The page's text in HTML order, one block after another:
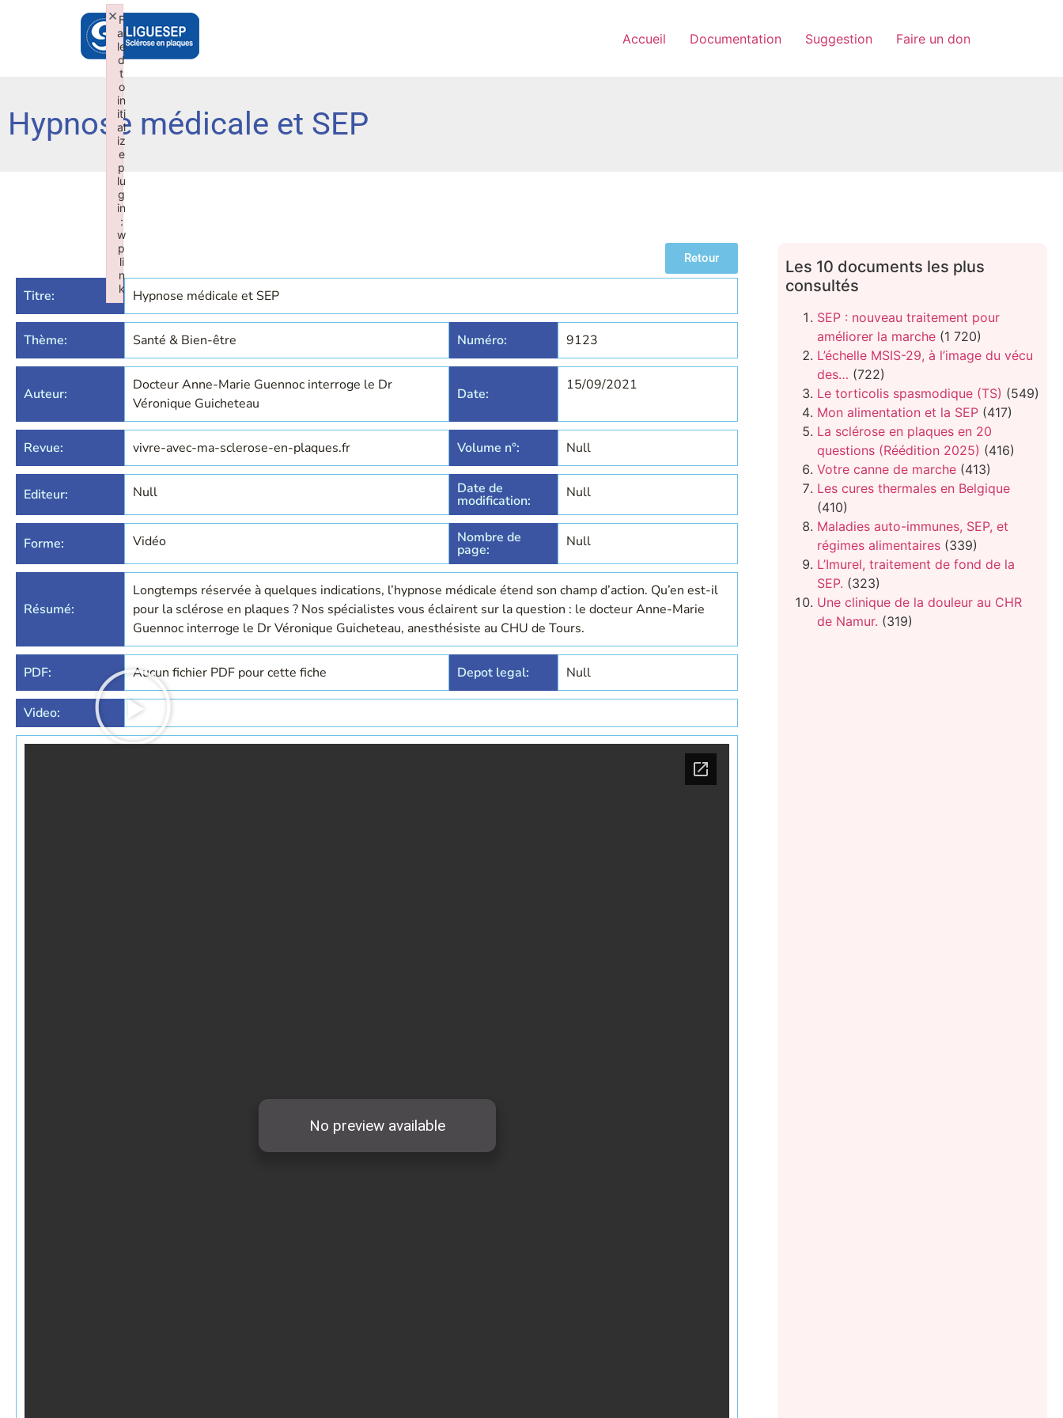
Accueil Documentation Suggestion Faire un don
Hypnose médicale et SEP
Retour
Titre: Hypnose médicale et SEP
Thème: Santé & Bien-être Numéro: 9123
Auteur:
Docteur Anne-Marie Guennoc interroge le Dr
Véronique Guicheteau
Date:
15/09/2021
Revue: vivre-avec-ma-sclerose-en-plaques.fr Volume n°: Null
Editeur: Null Date de
modification: Null
Forme: Vidéo Nombre de
page: Null
Résumé:
Longtemps réservée à quelques indications, l’hypnose médicale étend son champ d’action. Qu’en est-il
pour la sclérose en plaques ? Nos spécialistes vous éclairent sur la question : le docteur Anne-Marie
Guennoc interroge le Dr Véronique Guicheteau, anesthésiste au CHU de Tours.
PDF: Aucun fichier PDF pour cette fiche Depot legal: Null
Video:
Les 10 documents les plus
consultés
SEP : nouveau traitement pour
améliorer la marche (1 720)
L’échelle MSIS-29, à l’image du vécu
des… (722)
Le torticolis spasmodique (TS) (549)
Mon alimentation et la SEP (417)
La sclérose en plaques en 20
questions (Réédition 2025) (416)
Votre canne de marche (413)
Les cures thermales en Belgique
(410)
Maladies auto-immunes, SEP, et
régimes alimentaires (339)
L’Imurel, traitement de fond de la
SEP. (323)
Une clinique de la douleur au CHR
de Namur. (319)
F
ai
le
d
t
o
in
iti
al
iz
e
p
lu
g
in
:
w
p
li
n
k
×
Failed to initialize plugin: wplink